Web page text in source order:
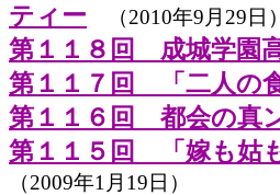
ティー （2010年9月29日
第１１８回 成城学園
第１１７回 「二人の
第１１６回 都会の真
第１１５回 「嫁も姑
（2009年1月19日）